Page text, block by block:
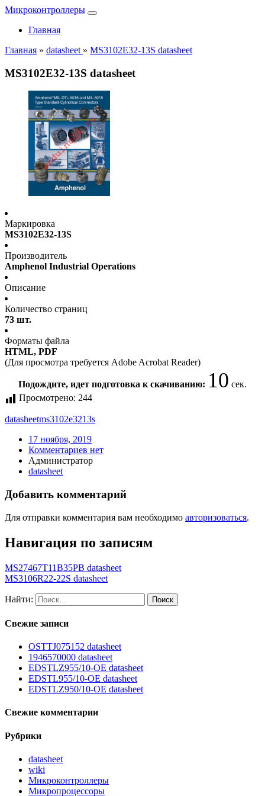
Микроконтроллеры
Главная
Главная » datasheet » MS3102E32-13S datasheet
MS3102E32-13S datasheet
Маркировка
MS3102E32-13S
Производитель
Amphenol Industrial Operations
Описание
Количество страниц
73 шт.
Форматы файла
HTML, PDF
(Для просмотра требуется Adobe Acrobat Reader)
Подождите, идет подготовка к скачиванию: 10 сек.
Просмотрено: 244
datasheetms3102e3213s
17 ноября, 2019
Комментариев нет
Администратор
datasheet
Добавить комментарий
Для отправки комментария вам необходимо авторизоваться.
Навигация по записям
MS27467T11B35PB datasheet
MS3106R22-22S datasheet
Найти:
Свежие записи
OSTTJ075152 datasheet
1946570000 datasheet
EDSTLZ955/10-OE datasheet
EDSTL955/10-OE datasheet
EDSTLZ950/10-OE datasheet
Свежие комментарии
Рубрики
datasheet
wiki
Микроконтроллеры
Микропроцессоры